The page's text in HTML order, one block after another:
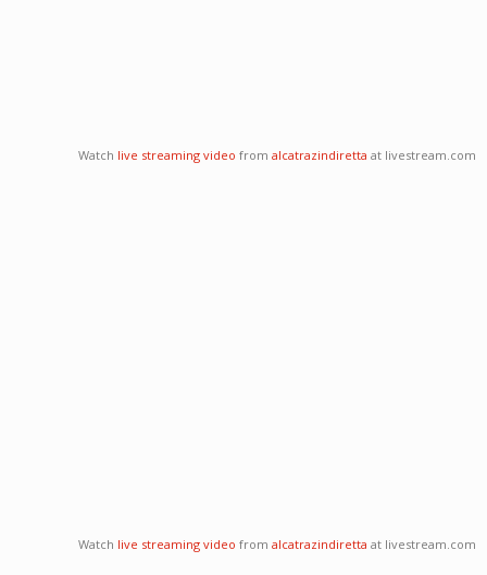
Watch live streaming video from alcatrazindiretta at livestream.com
Watch live streaming video from alcatrazindiretta at livestream.com